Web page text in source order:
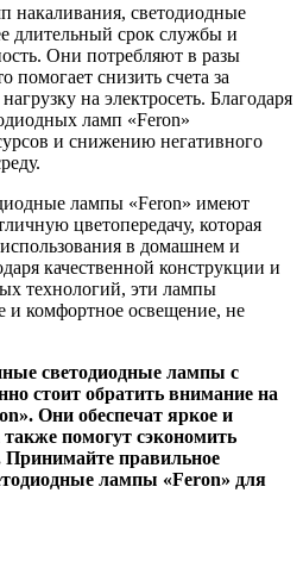
накаливания, светодиодные
длительный срок службы и
Они потребляют в разы
помогает снизить счета за
на электросеть. Благодаря
ламп «Feron»
и снижению негативного
лампы «Feron» имеют
цветопередачу, которая
в домашнем и
качественной конструкции и
технологий, эти лампы
и комфортное освещение, не
светодиодные лампы с
стоит обратить внимание на
Они обеспечат яркое и
помогут сэкономить
Принимайте правильное
лампы «Feron» для